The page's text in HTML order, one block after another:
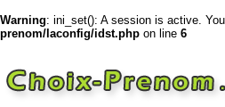
Warning: ini_set(): A session is active.
prenom/laconfig/idst.php on line 6